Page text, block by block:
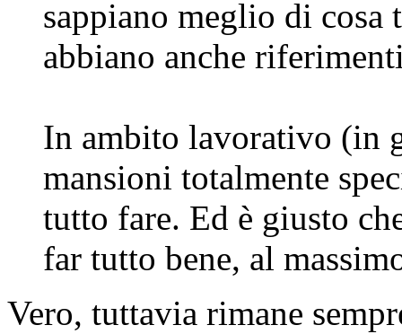
sappiano meglio di cosa
abbiano anche
In ambito lavorativo (in
mansioni totalmente
tutto fare. Ed è giusto
far tutto bene, al
Vero, tuttavia rimane